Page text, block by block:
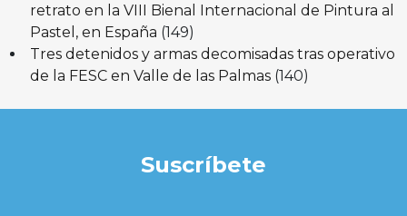
retrato en la VIII Bienal Internacional de Pintura al
Pastel, en España (149)
Tres detenidos y armas decomisadas tras operativo
de la FESC en Valle de las Palmas (140)
Suscríbete